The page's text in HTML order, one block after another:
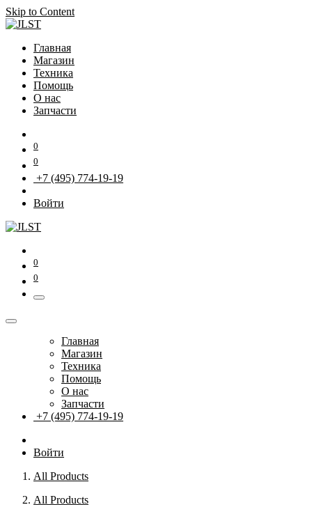
Skip to Content
Главная
Магазин
Техника
Помощь
О нас
Запчасти
0
0
+7 (495) 774-19-19
Войти
0
0
Главная
Магазин
Техника
Помощь
О нас
Запчасти
+7 (495) 774-19-19
Войти
All Products
All Products